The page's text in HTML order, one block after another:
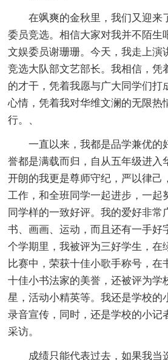
在飒爽的金秋里，我们又迎来
委员竞选。相信大家对我并不陌生
文娱委员谢珊珊。今天，我走上演
竞选大队部文艺部长。我相信，凭
的才干，凭着我愿与广大同学们打
心情，凭着我对华维文澜的无限热
行。、
一直以来，我都是品学兼优的
誉都是满载而归，自从五年级进入
开朗的我更是尊师守纪，严以律己
工作，和全班同学一起进步，一起
同学样的一致好评。我的爱好非常
书、画画、运动，而且还有一手好
个学期里，我被评为三好学生，在
比赛中，荣获十佳小歌手称号，在
十佳小书法家的美誉，还被评为学
星，活动小精英等。我还是学校的
录音宣传，同时，还是学校的小记
采访。
成绩只能代表过去，如果我当